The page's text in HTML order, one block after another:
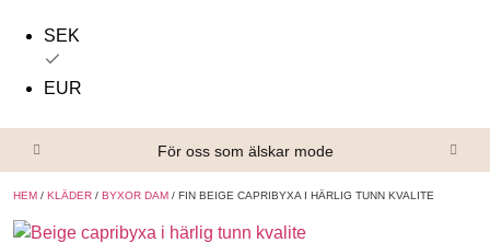
SEK
EUR
För oss som älskar mode
HEM / KLÄDER / BYXOR DAM / FIN BEIGE CAPRIBYXA I HÄRLIG TUNN KVALITE